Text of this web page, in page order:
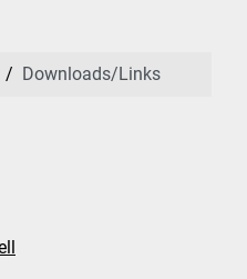
Downloads/Links